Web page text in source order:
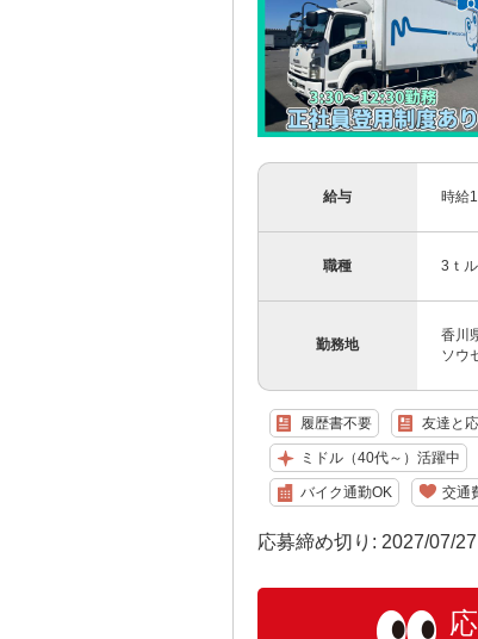
給与 時給
職種 3ｔ
勤務地
香川
ソウ
履歴書不要 友達と
ミドル（40代～）活躍中
バイク通勤OK 交通
応募締め切り: 2027/07/